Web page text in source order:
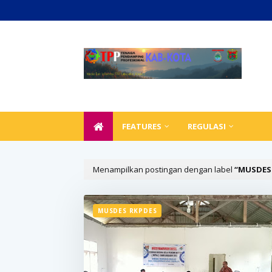
FEATURES REGULASI
Menampilkan postingan dengan label
MUSDES RKPDES